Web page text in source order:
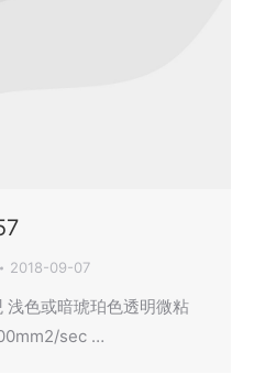
2018-09-07
色或暗琥珀色透明微粘
sec …